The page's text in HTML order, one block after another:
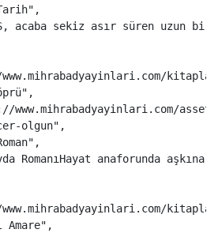
" ,
acaba sekiz asır süren uzun
" ,
www.mihrabadyayinlari.com/
olgun" ,
" ,
RomanıHayat anaforunda
" ,